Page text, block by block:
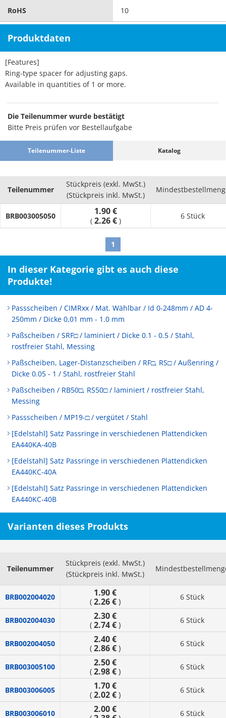
RoHS 10
Produktdaten
[Features]
Ring-type spacer for adjusting gaps.
Available in quantities of 1 or more.
Die Teilenummer wurde bestätigt
Bitte Preis prüfen vor Bestellaufgabe
Teilenummer-Liste Katalog
Teilenummer
Stückpreis (exkl. MwSt.)
(Stückpreis inkl. MwSt.)
BRB003005050 1.90 €
( 2.26 € )
6 Stück
1
In dieser Kategorie gibt es auch diese
Produkte!
Passscheiben / CIMRxx / Mat. Wählbar / Id 0-248mm / AD 4-
250mm / Dicke 0,01 mm - 1.0 mm
Paßscheiben / SRF□ / laminiert / Dicke 0.1 - 0.5 / Stahl,
rostfreier Stahl, Messing
Paßscheiben, Lager-Distanzscheiben / RF□, RS□ / Außenring /
Dicke 0.05 - 1 / Stahl, rostfreier Stahl
Paßscheiben / RB50□, RS50□ / laminiert / rostfreier Stahl,
Messing
Passscheiben / MP19-□ / vergütet / Stahl
[Edelstahl] Satz Passringe in verschiedenen Plattendicken
EA440KA-40B
[Edelstahl] Satz Passringe in verschiedenen Plattendicken
EA440KC-40A
[Edelstahl] Satz Passringe in verschiedenen Plattendicken
EA440KC-40B
Varianten dieses Produkts
Teilenummer
Stückpreis (exkl. MwSt.)
(Stückpreis inkl. MwSt.)
BRB002004020 1.90 €
( 2.26 € ) 6 Stück
BRB002004030 2.30 €
( 2.74 € ) 6 Stück
BRB002004050 2.40 €
( 2.86 € ) 6 Stück
BRB003005100 2.50 €
( 2.98 € ) 6 Stück
BRB003006005 1.70 €
( 2.02 € ) 6 Stück
BRB003006010 2.00 € 6 Stück